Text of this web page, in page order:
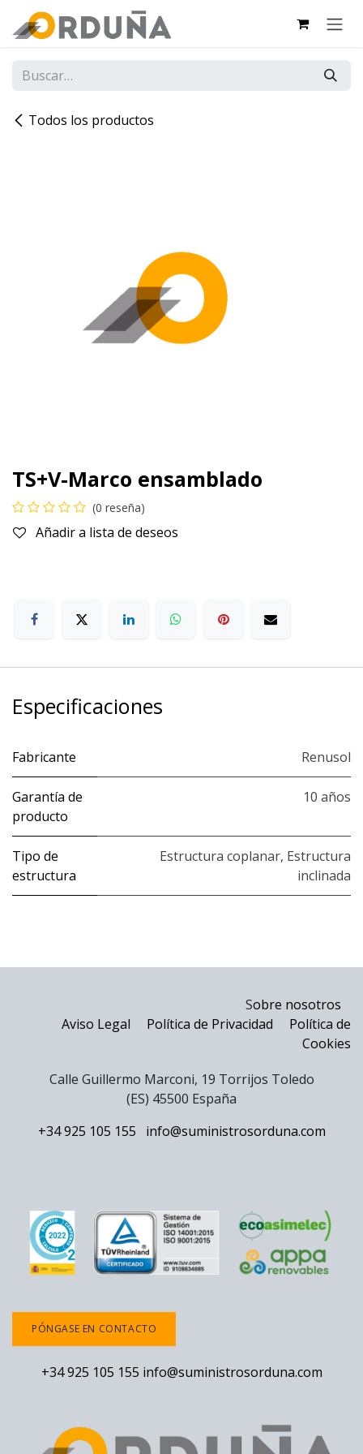
Todos los productos
TS+V-Marco ensamblado
(0 reseña)
Añadir a lista de deseos
Especificaciones
Fabricante Renusol
Garantía de
producto
10 años
Tipo de
estructura
Estructura coplanar, Estructura
inclinada
Sobre nosotros
Aviso Legal
Política de Privacidad
Política de
Cookies
Calle Guillermo Marconi, 19 Torrijos Toledo
(ES) 45500 España
+34 925 105 155
info@suministrosorduna.com
PÓNGASE EN CONTACTO
+34 925 105 155 info@suministrosorduna.com